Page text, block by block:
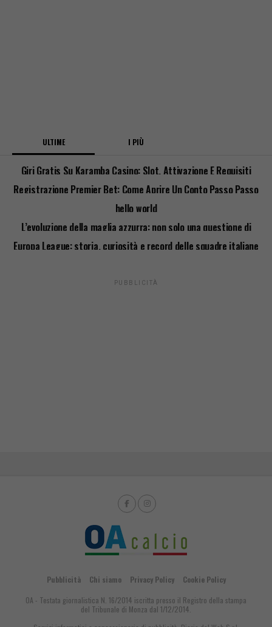
ULTIME I PIÙ
Giri Gratis Su Karamba Casino: Slot, Attivazione E Requisiti
Registrazione Premier Bet: Come Aprire Un Conto Passo Passo
hello world
L’evoluzione della maglia azzurra: non solo una questione di
stile
Europa League: storia, curiosità e record delle squadre italiane
PUBBLICITÀ
Pubblicità Chi siamo Privacy Policy
Cookie Policy
OA - Testata giornalistica N. 16/2014 iscritta presso il Registro della stampa
del Tribunale di Monza dal 1/12/2014.